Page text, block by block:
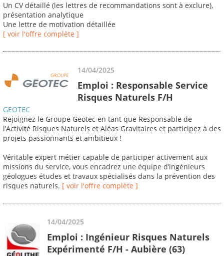
Un CV détaillé (les lettres de recommandations sont à exclure),
présentation analytique
Une lettre de motivation détaillée
[ voir l'offre complète ]
14/04/2025
Emploi : Responsable Service
Risques Naturels F/H
GEOTEC
Rejoignez le Groupe Geotec en tant que Responsable de
l’Activité Risques Naturels et Aléas Gravitaires et participez à des
projets passionnants et ambitieux !
Véritable expert métier capable de participer activement aux
missions du service, vous encadrez une équipe d’ingénieurs
géologues études et travaux spécialisés dans la prévention des
risques naturels. [ voir l'offre complète ]
14/04/2025
Emploi : Ingénieur Risques Naturels
Expérimenté F/H - Aubière (63)